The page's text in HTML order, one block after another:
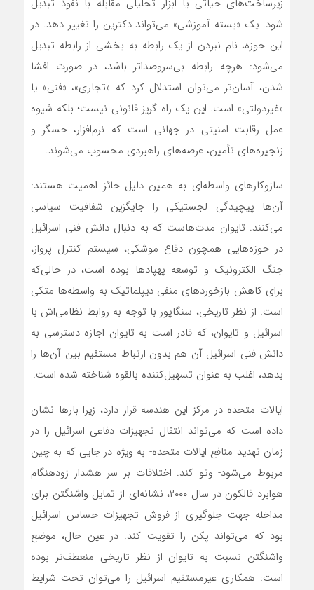
زیرساخت‌های حیاتی یا ابزار تحلیلی مقابله با نفوذ تبدیل
شود. یک «بسته آموزشی» می‌تواند دکترین را تغییر دهد. در
این حوزه، نام نبردن از یک رابطه به بخشی از رابطه تبدیل
می‌شود: هرچه رابطه بی‌سروصداتر باشد، در صورت افشا
شدن، آسان‌تر می‌توان استدلال کرد که «تجاری»، «فنی» یا
«غیردولتی» است. این یک راه گریز قانونی نیست؛ بلکه شیوه
عمل رقابت امنیتی در جهانی است که نرم‌افزار، حسگر و
زنجیره‌های تأمین، عرصه‌های راهبردی محسوب می‌شوند.
سازوکارهای واسطه‌ای به همین دلیل حائز اهمیت هستند:
آن‌ها پیچیدگی لجستیکی را جایگزین شفافیت سیاسی
می‌کنند. تایوان مدت‌هاست که به دنبال دانش فنی اسرائیل
در حوزه‌هایی همچون دفاع موشکی، سیستم کنترل پرواز،
جنگ الکترونیک و توسعه پهپادها بوده است، در حالی‌که
برای کاهش بازخوردهای منفی دیپلماتیک به واسطه‌ها متکی
است. از نظر تاریخی، سنگاپور با توجه به روابط نظامی‌اش با
اسرائیل و تایوان، که قادر است به تایوان اجازه دسترسی به
دانش فنی اسرائیل آن هم بدون ارتباط مستقیم بین آن‌ها را
بدهد، اغلب به عنوان تسهیل‌کننده بالقوه شناخته شده است.
ایالات متحده در مرکز این هندسه قرار دارد، زیرا بارها نشان
داده است که می‌تواند انتقال‌ تجهیزات دفاعی اسرائیل را در
زمان تهدید منافع ایالات متحده- به ویژه در جایی که به چین
مربوط می‌شود- وتو کند. اختلافات بر سر هشدار زودهنگام
هوابرد فالکون در سال ۲۰۰۰، نشانه‌ای از تمایل واشنگتن برای
مداخله جهت جلوگیری از فروش‌ تجهیزات حساس اسرائیل
بود که می‌تواند پکن را تقویت کند. در عین حال، موضع
واشنگتن نسبت به تایوان از نظر تاریخی منعطف‌تر بوده
است: همکاری غیرمستقیم اسرائیل را می‌توان تحت شرایط